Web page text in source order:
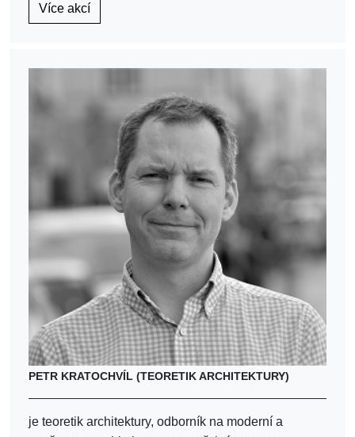
Více akcí
PETR KRATOCHVÍL (TEORETIK ARCHITEKTURY)
je teoretik architektury, odborník na moderní a